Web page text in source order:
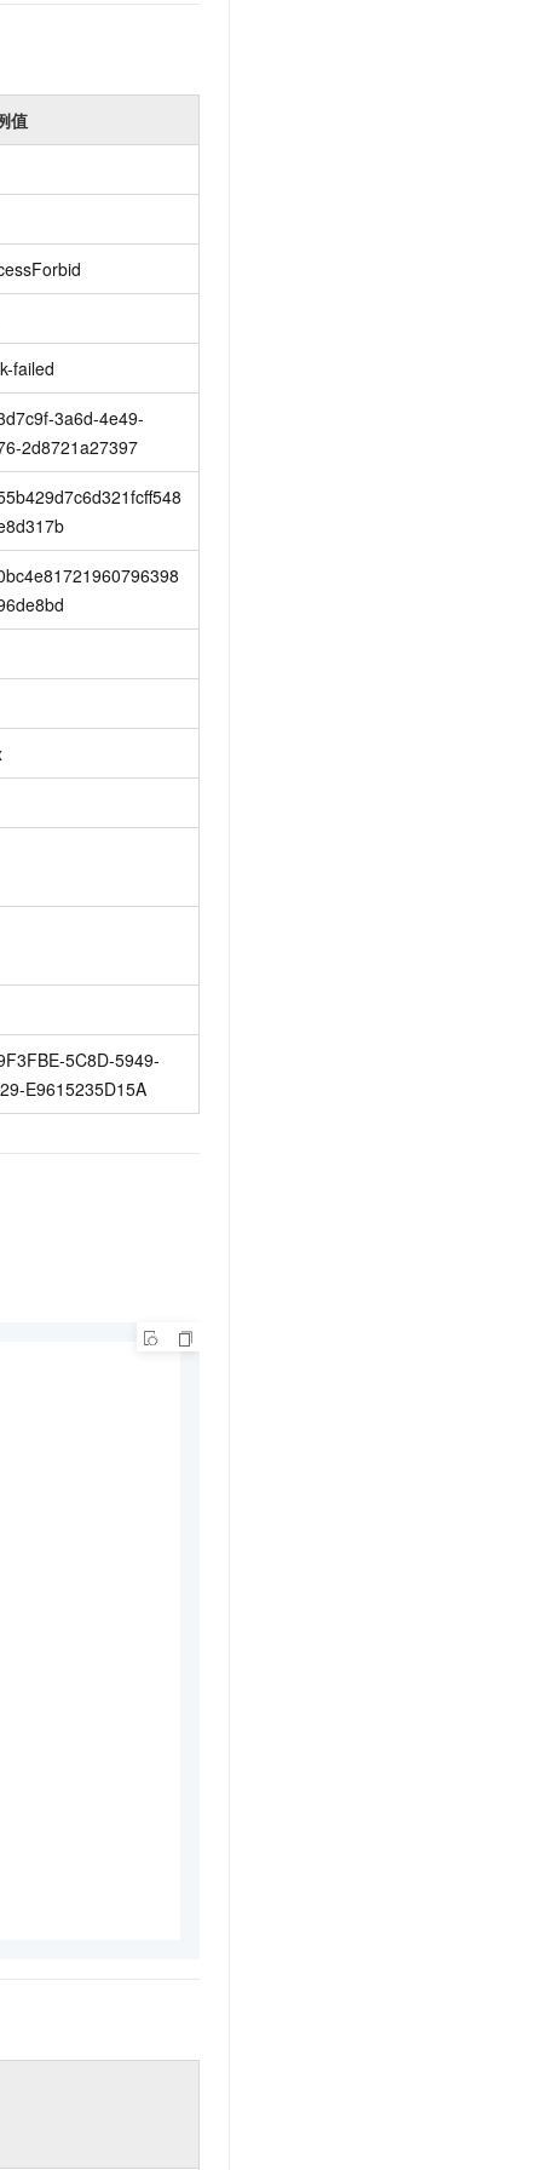
值
failed
3a6d-4e49-
2d8721a27397
5C8D-5949-
E9615235D15A